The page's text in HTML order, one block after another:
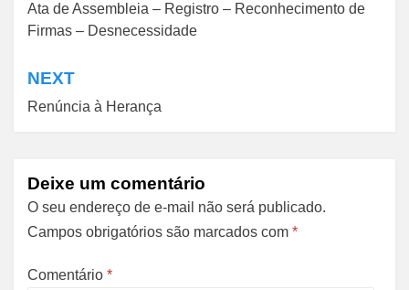
de
Ata de Assembleia – Registro – Reconhecimento de
Firmas – Desnecessidade
NEXT
Renúncia à Herança
Deixe um comentário
O seu endereço de e-mail não será publicado.
Campos obrigatórios são marcados com *
Comentário *